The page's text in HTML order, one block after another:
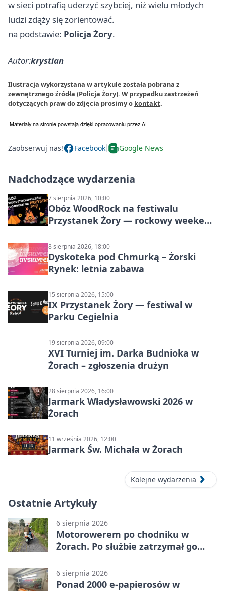
w sieci potrafią uderzyć szybciej, niż wielu młodych
ludzi zdąży się zorientować.
na podstawie: Policja Żory.
Autor:krystian
Ilustracja wykorzystana w artykule została pobrana z
zewnętrznego źródła (Policja Żory). W przypadku zastrzeżeń
dotyczących praw do zdjęcia prosimy o kontakt.
Zaobserwuj nas! Facebook Google News
Nadchodzące wydarzenia
7 sierpnia 2026, 10:00
Obóz WoodRock na festiwalu
Przystanek Żory — rockowy weekend
8 sierpnia 2026, 18:00
Dyskoteka pod Chmurką – Żorski
Rynek: letnia zabawa
15 sierpnia 2026, 15:00
IX Przystanek Żory — festiwal w
Parku Cegielnia
19 sierpnia 2026, 09:00
XVI Turniej im. Darka Budnioka w
Żorach – zgłoszenia drużyn
28 sierpnia 2026, 16:00
Jarmark Władysławowski 2026 w
Żorach
11 września 2026, 12:00
Jarmark Św. Michała w Żorach
Kolejne wydarzenia
Ostatnie Artykuły
6 sierpnia 2026
Motorowerem po chodniku w
Żorach. Po służbie zatrzymał go
6 sierpnia 2026
Ponad 2000 e-papierosów w